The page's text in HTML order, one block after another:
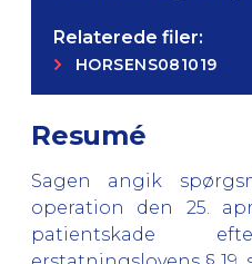
Relaterede filer:
HORSENS081019
Resumé
Sagen angik
operation den 25.
patientskade